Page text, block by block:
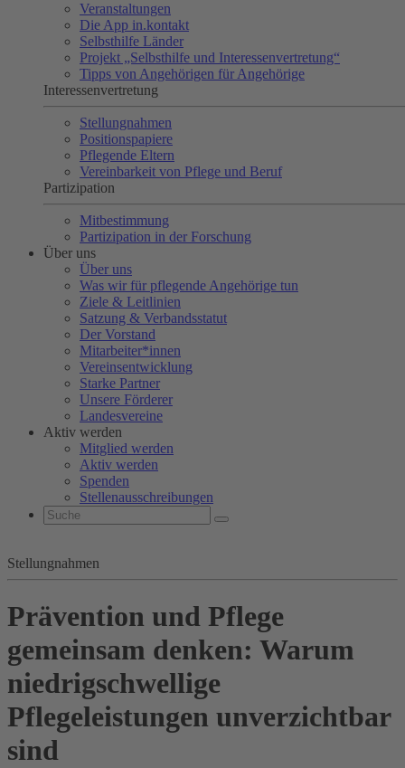
Veranstaltungen
Die App in.kontakt
Selbsthilfe Länder
Projekt „Selbsthilfe und Interessenvertretung“
Tipps von Angehörigen für Angehörige
Interessenvertretung
Stellungnahmen
Positionspapiere
Pflegende Eltern
Vereinbarkeit von Pflege und Beruf
Partizipation
Mitbestimmung
Partizipation in der Forschung
Über uns
Über uns
Was wir für pflegende Angehörige tun
Ziele & Leitlinien
Satzung & Verbandsstatut
Der Vorstand
Mitarbeiter*innen
Vereinsentwicklung
Starke Partner
Unsere Förderer
Landesvereine
Aktiv werden
Mitglied werden
Aktiv werden
Spenden
Stellenausschreibungen
Stellungnahmen
Prävention und Pflege
gemeinsam denken: Warum
niedrigschwellige
Pflegeleistungen unverzichtbar
sind